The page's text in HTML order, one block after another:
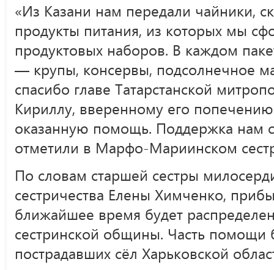
«Из Казани нам передали чайники,
продукты питания, из которых мы
продуктовых наборов. В каждом
— крупы, консервы, подсолнечное
спасибо главе Татарстанской
Кириллу, вверенному его попечению
оказанную помощь. Поддержка нам
отметили в Марфо-Мариинском
По словам старшей сестры
сестричества Елены Химченко,
ближайшее время будет
сестринской общины. Часть помощи
пострадавших сёл Харьковской